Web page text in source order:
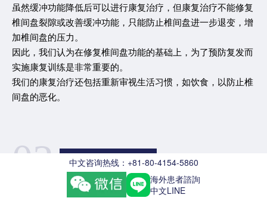
虽然缓冲功能降低后可以进行康复治疗，但康复治疗不能修复
椎间盘裂隙或改善缓冲功能，只能防止椎间盘进一步退变，增
加椎间盘的压力。
因此，我们认为在修复椎间盘功能的基础上，为了预防复发而
实施康复训练是非常重要的。
我们的康复治疗还包括重新审视生活习惯，如饮食，以防止椎
间盘的恶化。
02 ILC专项腰椎理疗复健
椎间盘退行性病变的评估方法
中文咨询热线：+81-80-4154-5860
海外患者諮詢
中文LINE